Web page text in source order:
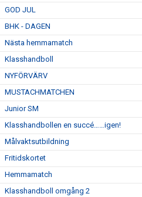
GOD JUL
BHK - DAGEN
Nästa hemmamatch
Klasshandboll
NYFÖRVÄRV
MUSTACHMATCHEN
Junior SM
Klasshandbollen en succé……igen!
Målvaktsutbildning
Fritidskortet
Hemmamatch
Klasshandboll omgång 2